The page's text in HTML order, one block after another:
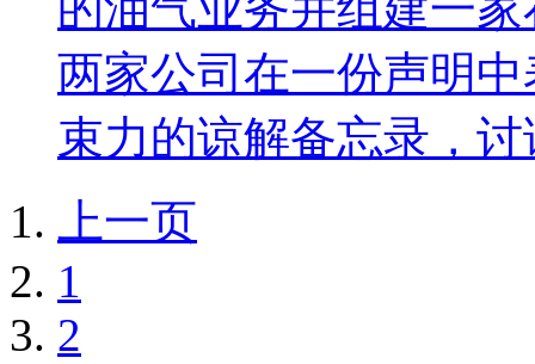
两家公司在一份声明
束力的谅解备忘录，
上一页
1
2